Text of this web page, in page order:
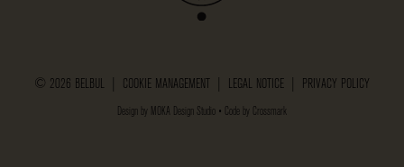
© 2026 BELBUL | COOKIE MANAGEMENT LEGAL NOTICE PRIVACY POLICY
Design by MOKA Design Studio • Code by Crossmark